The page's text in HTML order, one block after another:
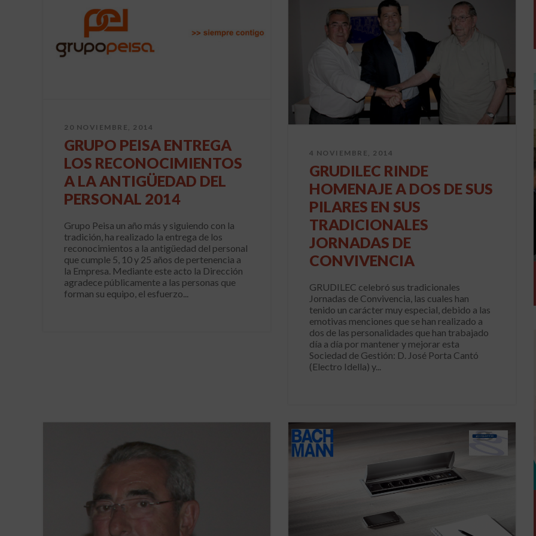
20 NOVIEMBRE, 2014
GRUPO PEISA ENTREGA
LOS RECONOCIMIENTOS
A LA ANTIGÜEDAD DEL
PERSONAL 2014
Grupo Peisa un año más y siguiendo con la
tradición, ha realizado la entrega de los
reconocimientos a la antigüedad del personal
que cumple 5, 10 y 25 años de pertenencia a
la Empresa. Mediante este acto la Dirección
agradece públicamente a las personas que
forman su equipo, el esfuerzo...
4 NOVIEMBRE, 2014
GRUDILEC RINDE
HOMENAJE A DOS DE SUS
PILARES EN SUS
TRADICIONALES
JORNADAS DE
CONVIVENCIA
GRUDILEC celebró sus tradicionales
Jornadas de Convivencia, las cuales han
tenido un carácter muy especial, debido a las
emotivas menciones que se han realizado a
dos de las personalidades que han trabajado
día a día por mantener y mejorar esta
Sociedad de Gestión: D. José Porta Cantó
(Electro Idella) y...